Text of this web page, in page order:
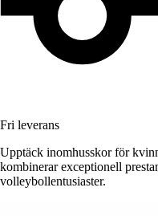
Fri leverans
Upptäck inomhusskor för
kombinerar exceptionell
volleybollentusiaster.